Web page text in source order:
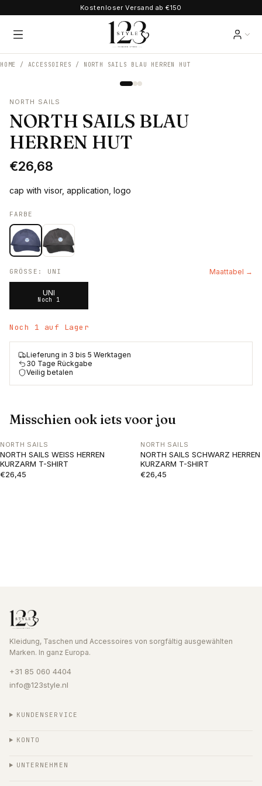
Kostenloser Versand ab €150
HOME / ACCESSOIRES / NORTH SAILS BLAU HERREN HUT
NORTH SAILS
NORTH SAILS BLAU
HERREN HUT
€26,68
cap with visor, application, logo
FARBE
GRÖSSE : UNI Maattabel →
UNI
Noch 1
Noch 1 auf Lager
Lieferung in 3 bis 5 Werktagen
30 Tage Rückgabe
Veilig betalen
Misschien ook iets voor jou
NORTH SAILS
NORTH SAILS WEISS HERREN
KURZARM T-SHIRT
€26,45
NORTH SAILS
NORTH SAILS SCHWARZ HERREN
KURZARM T-SHIRT
€26,45
Kleidung, Taschen und Accessoires von sorgfältig ausgewählten
Marken. In ganz Europa.
+31 85 060 4404
info@123style.nl
KUNDENSERVICE
KONTO
UNTERNEHMEN